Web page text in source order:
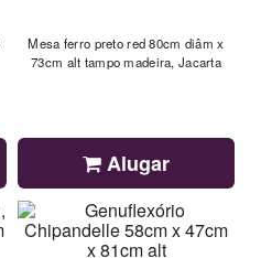
Mesa ferro preto red 80cm diâm x
73cm alt tampo madeira, Jacarta
Alugar